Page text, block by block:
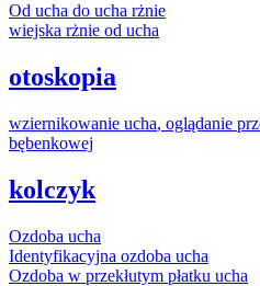
Od ucha do ucha rżnie
wiejska rżnie od ucha
otoskopia
wziernikowanie ucha, oglądanie
bębenkowej
kolczyk
Ozdoba ucha
Identyfikacyjna ozdoba ucha
Ozdoba w przekłutym płatku ucha